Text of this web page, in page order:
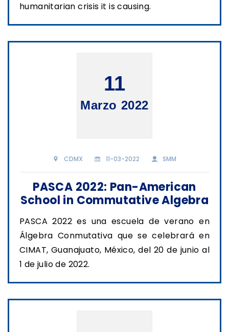
humanitarian crisis it is causing.
11
Marzo 2022
CDMX 11-03-2022 SMM
PASCA 2022: Pan-American
School in Commutative Algebra
PASCA 2022 es una escuela de verano en
Álgebra Conmutativa que se celebrará en
CIMAT, Guanajuato, México, del 20 de junio al
1 de julio de 2022.